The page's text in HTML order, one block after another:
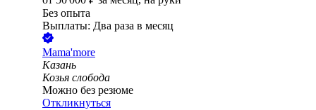
Без опыта
Выплаты: Два раза в месяц
Mama'more
Казань
Козья слобода
Можно без резюме
Откликнуться